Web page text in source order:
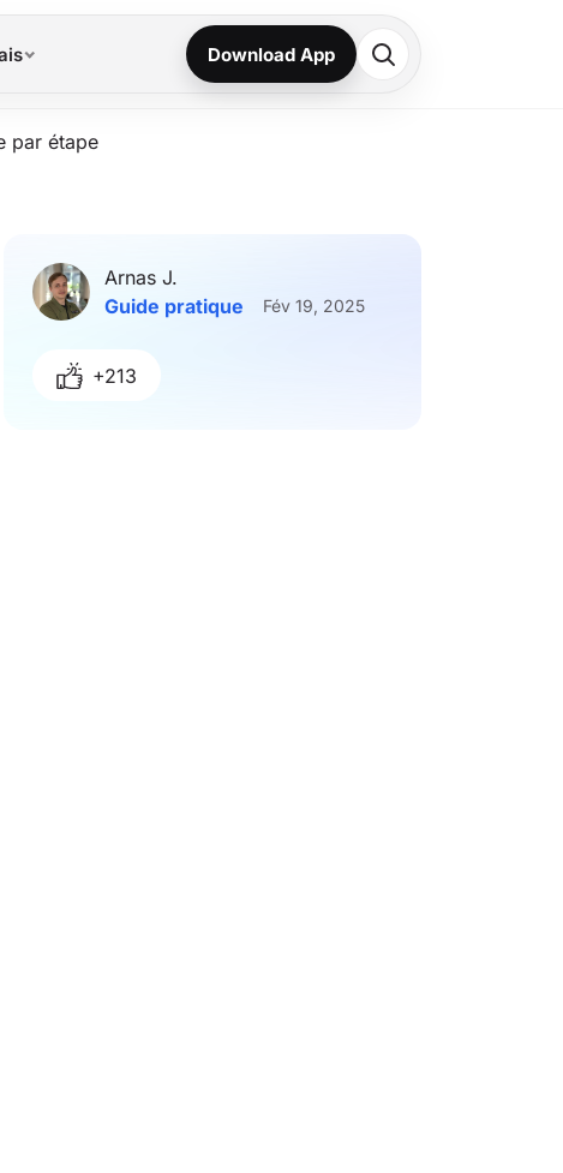
Download App
par étape
Arnas J.
Guide pratique
Fév 19, 2025
+213